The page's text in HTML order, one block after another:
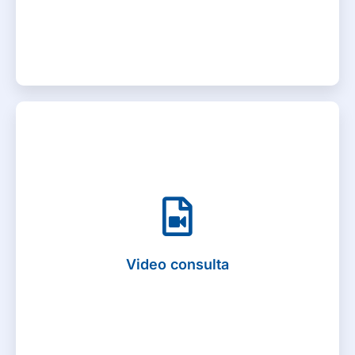
Video consulta
Video consulta
Por medio de un dispositivo electrónico con cámara y
acceso a internet, podemos atender a nuestros
con formulación, remisión a exámenes y laboratorio